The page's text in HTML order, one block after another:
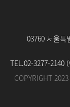
03760 서울특
TEL.02-3277-2140 (
COPYRIGHT